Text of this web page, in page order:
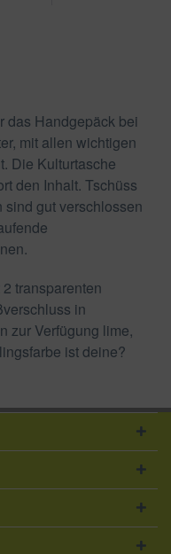
das Handgepäck bei
mit allen wichtigen
Die Kulturtasche
den Inhalt. Tschüss
gut verschlossen
transparenten
in
zur Verfügung lime,
ist deine?